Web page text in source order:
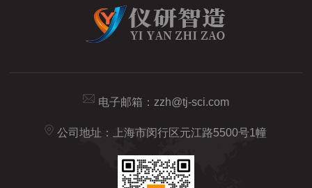
电子邮箱： zzh@tj-sci.com
公司地址：上海市闵行区元江路5500号1幢